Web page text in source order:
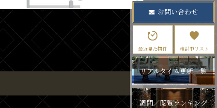
お問い合わせ
最近見た物件 検討中リスト
リアルタイム更新一覧
週間／閲覧ランキング